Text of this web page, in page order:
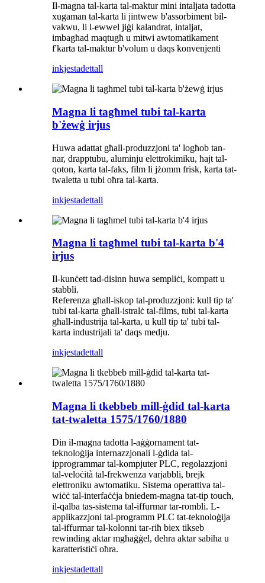
Il-magna tal-karta tal-maktur mini intaljata tadotta
xugaman tal-karta li jintwew b'assorbiment bil-
vakwu, li l-ewwel jiġi kalandrat, intaljat,
imbagħad maqtugħ u mitwi awtomatikament
f'karta tal-maktur b'volum u daqs konvenjenti
inkjestadettall
Magna li tagħmel tubi tal-karta
b'żewġ irjus
Huwa adattat għall-produzzjoni ta' logħob tan-
nar, drapptubu, aluminju elettrokimiku, ħajt tal-
qoton, karta tal-faks, film li jżomm frisk, karta tat-
twaletta u tubi oħra tal-karta.
inkjestadettall
Magna li tagħmel tubi tal-karta b'4
irjus
Il-kunċett tad-disinn huwa sempliċi, kompatt u
stabbli.
Referenza għall-iskop tal-produzzjoni: kull tip ta'
tubi tal-karta għall-istralċ tal-films, tubi tal-karta
għall-industrija tal-karta, u kull tip ta' tubi tal-
karta industrijali ta' daqs medju.
inkjestadettall
Magna li tkebbeb mill-ġdid tal-karta
tat-twaletta 1575/1760/1880
Din il-magna tadotta l-aġġornament tat-
teknoloġija internazzjonali l-ġdida tal-
ipprogrammar tal-kompjuter PLC, regolazzjoni
tal-veloċità tal-frekwenza varjabbli, brejk
elettroniku awtomatiku. Sistema operattiva tal-
wiċċ tal-interfaċċja bniedem-magna tat-tip touch,
il-qalba tas-sistema tal-iffurmar tar-rombli. L-
applikazzjoni tal-programm PLC tat-teknoloġija
tal-iffurmar tal-kolonni tar-riħ biex tikseb
rewinding aktar mgħaġġel, dehra aktar sabiħa u
karatteristiċi oħra.
inkjestadettall